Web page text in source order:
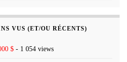
VUS (ET/OU RÉCENTS)
$ - 1 054 views